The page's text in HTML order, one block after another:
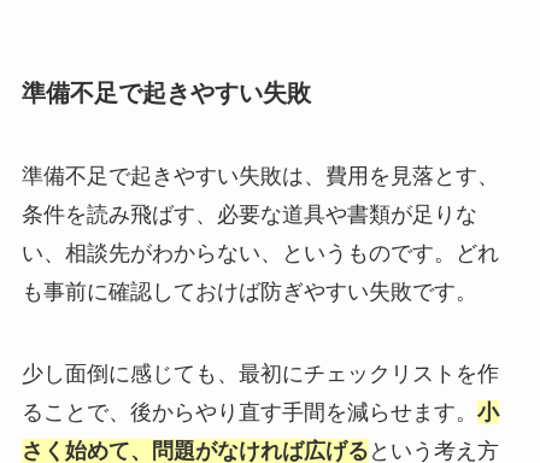
準備不足で起きやすい失敗
準備不足で起きやすい失敗は、費用を見落とす、
条件を読み飛ばす、必要な道具や書類が足りな
い、相談先がわからない、というものです。どれ
も事前に確認しておけば防ぎやすい失敗です。
少し面倒に感じても、最初にチェックリストを作
ることで、後からやり直す手間を減らせます。 小
さく始めて、問題がなければ広げる という考え方